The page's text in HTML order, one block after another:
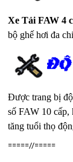
Xe Tải FAW 4
bộ ghế hơi đa
Được trang bị
số FAW 10 cấp,
tăng tuổi thọ
=====//=====